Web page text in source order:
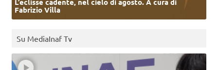
Fabrizio Villa
Su MediaInaf Tv